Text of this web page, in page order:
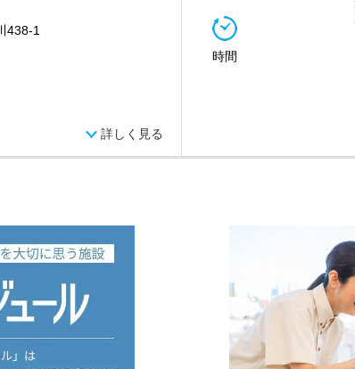
438-1
詳しく見る
時間